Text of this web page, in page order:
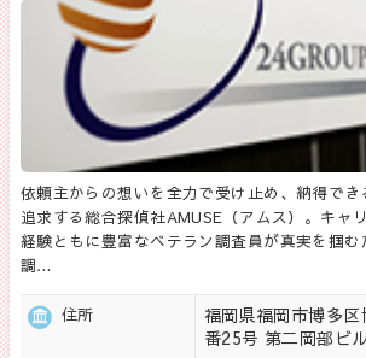
依頼主からの想いを全力で受け止め、納得でき
追求する総合探偵社AMUSE（アムス）。キャ
経験ともに豊富なベテラン調査員が真実を掴
調…
住所
福岡県福岡市博多
番25号 第二岡部ビ